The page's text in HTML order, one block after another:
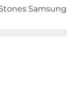
Samsung